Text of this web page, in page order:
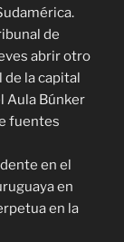
de
abrir otro
de la capital
Aula Búnker
fuentes
en el
en
en la